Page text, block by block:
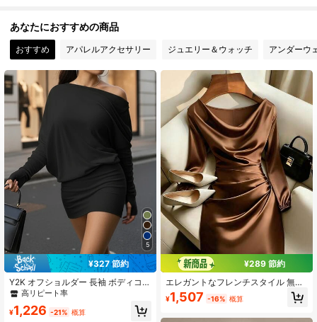
4.90 950K フォロワー
4.90 950K フォロワー
950K フォロワー
4.90 950K フォロワー
あなたにおすすめの商品
おすすめ アパレルアクセサリー ジュエリー＆ウォッチ アンダーウ
5
¥327 節約
Y2K オフショルダー 長袖 ボディコ
ン、バックトゥスクール ミニドレ
レス デイリー用、超薄手&ショート
高リピート率
¥1,226 -21% 概算
¥289 節約
エレガントなフレンチスタイル 無地
レトロ パーティードレス レディー
ス、アシンメトリー/非対称デザイ
¥1,507 -16% 概算